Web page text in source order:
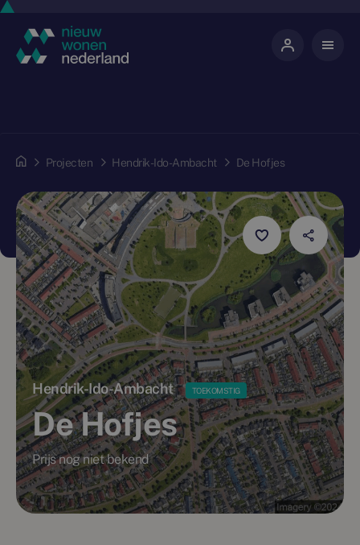
Projecten Hendrik-Ido-Ambacht De Hofjes
Hendrik-Ido-Ambacht TOEKOMSTIG
De Hofjes
Prijs nog niet bekend